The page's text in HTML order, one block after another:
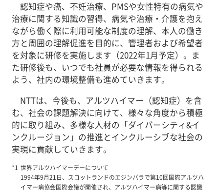
認知症や癌、不妊治療、PMSや女性特有の病気や
治療に関する知識の習得、病気や治療・介護を抱え
ながら働く際に利用可能な制度の理解、本人の働き
方と周囲の理解促進を目的に、管理者および希望者
を対象に研修を実施します（2022年1月予定）。ま
た研修後も、いつでも社員が必要な情報を得られる
よう、社内の環境整備も進めていきます。
NTTは、今後も、アルツハイマー（認知症）を含
む、社会の課題解決に向けて、様々な角度から積極
的に取り組み、多様な人材の「ダイバーシティ&イ
ンクルージョン」の推進とインクルーシブな社会の
実現に貢献していきます。
世界アルツハイマーデーについて
1994年9月21日、スコットランドのエジンバラで第10回国際アルツハ
イマー病協会国際会議が開催され、アルツハイマー病等に関する認識